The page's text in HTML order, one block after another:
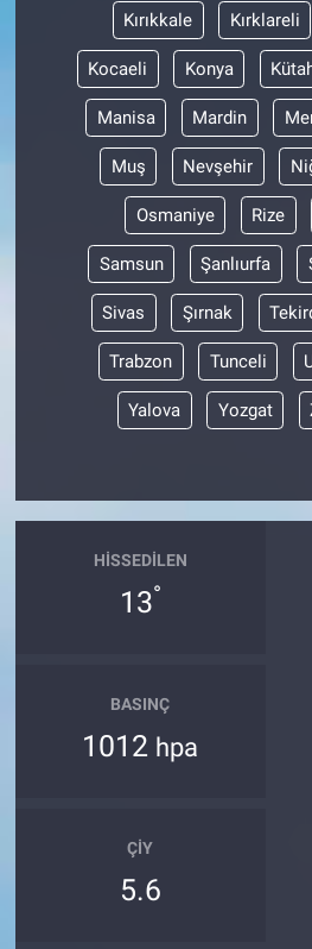
Kırıkkale Kırklareli
Kocaeli Konya
Manisa Mardin
Muş Nevşehir
Osmaniye Rize
Samsun Şanlıurfa
Sivas Şırnak
Trabzon Tunceli
Yalova Yozgat
HISSEDILEN
13°
BASINÇ
1012 hpa
ÇIY
5.6
Programlar
Sağlık
Spor
Teknoloji
Türkiye'nin Geleceği
Türkiye'nin Gündemi
Yerel Gündem
Canlı Yayın